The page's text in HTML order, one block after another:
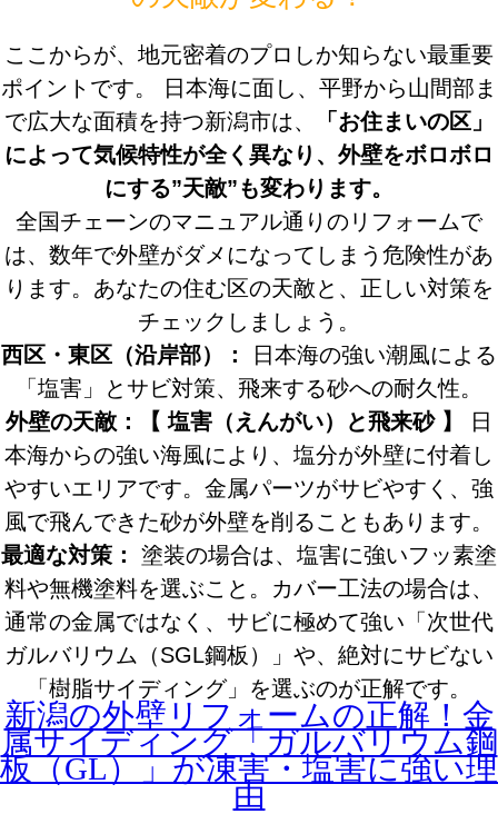
ここからが、地元密着のプロしか知らない最重要
ポイントです。 日本海に面し、平野から山間部ま
で広大な面積を持つ新潟市は、
「お住まいの区」
によって気候特性が全く異なり、外壁をボロボロ
にする”天敵”も変わります。
全国チェーンのマニュアル通りのリフォームで
は、数年で外壁がダメになってしまう危険性があ
ります。あなたの住む区の天敵と、正しい対策を
チェックしましょう。
西区・東区（沿岸部）：
日本海の強い潮風による
「塩害」とサビ対策、飛来する砂への耐久性。
外壁の天敵：【 塩害（えんがい）と飛来砂 】
日
本海からの強い海風により、塩分が外壁に付着し
やすいエリアです。金属パーツがサビやすく、強
風で飛んできた砂が外壁を削ることもあります。
最適な対策：
塗装の場合は、塩害に強いフッ素塗
料や無機塗料を選ぶこと。カバー工法の場合は、
通常の金属ではなく、サビに極めて強い「次世代
ガルバリウム（SGL鋼板）」や、絶対にサビない
「樹脂サイディング」を選ぶのが正解です。
新潟の外壁リフォームの正解！金
属サイディング「ガルバリウム鋼
板（GL）」が凍害・塩害に強い理
由